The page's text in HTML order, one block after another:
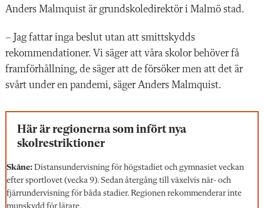
Anders Malmquist är grundskoledirektör i Malmö stad.
– Jag fattar inga beslut utan att smittskydds
rekommendationer. Vi säger att våra skolor behöver få
framförhållning, de säger att de försöker men att det är
svårt under en pandemi, säger Anders Malmquist.
Här är regionerna som infört nya
skolrestriktioner
Skåne: Distansundervisning för högstadiet och gymnasiet veckan
efter sportlovet (vecka 9). Sedan återgång till växelvis när- och
fjärrundervisning för båda stadier. Regionen rekommenderar inte